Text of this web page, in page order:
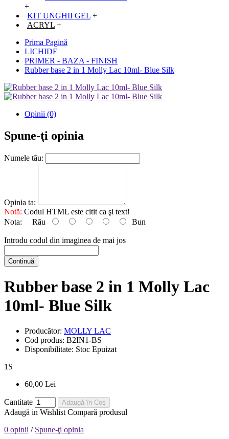
+
KIT UNGHII GEL +
ACRYL +
Prima Pagină
LICHIDE
PRIMER - BAZA - FINISH
Rubber base 2 in 1 Molly Lac 10ml- Blue Silk
Opinii (0)
Spune-ţi opinia
Numele tău:
Opinia ta:
Notă: Codul HTML este citit ca şi text!
Nota: Rău Bun
Introdu codul din imaginea de mai jos
Continuă
Rubber base 2 in 1 Molly Lac
10ml- Blue Silk
Producător: MOLLY LAC
Cod produs: B2IN1-BS
Disponibilitate: Stoc Epuizat
1 S
60,00 Lei
Cantitate Adaugă în Coş
Adaugă in Wishlist Compară produsul
0 opinii / Spune-ţi opinia